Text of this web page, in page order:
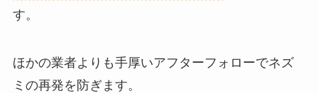
す。
ほかの業者よりも手厚いアフターフォローでネズ
ミの再発を防ぎます。